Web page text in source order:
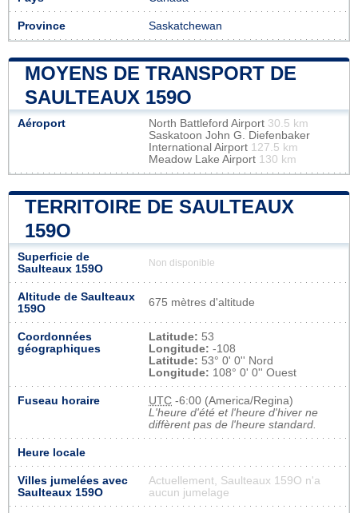
Province Saskatchewan
MOYENS DE TRANSPORT DE
SAULTEAUX 159O
Aéroport North Battleford Airport 30.5 km
Saskatoon John G. Diefenbaker
International Airport 127.5 km
Meadow Lake Airport 130 km
TERRITOIRE DE SAULTEAUX
159O
Superficie de
Saulteaux 159O
Non disponible
Altitude de Saulteaux
159O
675 mètres d'altitude
Coordonnées
géographiques
Latitude: 53
Longitude: -108
Latitude: 53° 0' 0'' Nord
Longitude: 108° 0' 0'' Ouest
Fuseau horaire UTC -6:00 (America/Regina)
L'heure d'été et l'heure d'hiver ne
diffèrent pas de l'heure standard.
Heure locale
Villes jumelées avec
Saulteaux 159O
Actuellement, Saulteaux 159O n'a
aucun jumelage